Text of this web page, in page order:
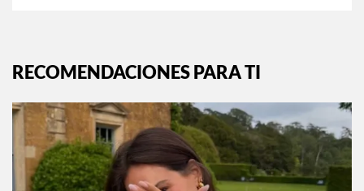
RECOMENDACIONES PARA TI